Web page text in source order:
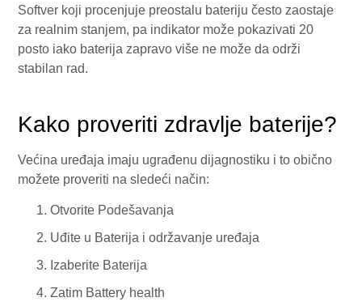
Softver koji procenjuje preostalu bateriju često zaostaje
za realnim stanjem, pa indikator može pokazivati 20
posto iako baterija zapravo više ne može da održi
stabilan rad.
Kako proveriti zdravlje baterije?
Većina uređaja imaju ugrađenu dijagnostiku i to obično
možete proveriti na sledeći način:
Otvorite Podešavanja
Uđite u Baterija i održavanje uređaja
Izaberite Baterija
Zatim Battery health